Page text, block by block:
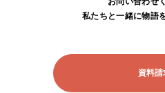
私たちと一緒に物語
資料請